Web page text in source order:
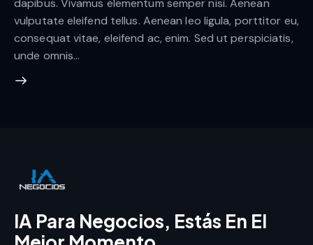
dapibus. Vivamus elementum semper nisi. Aenean
vulputate eleifend tellus. Aenean leo ligula, porttitor eu,
consequat vitae, eleifend ac, enim. Sed ut perspiciatis,
unde omnis…
IA Para Negocios, Estás En El